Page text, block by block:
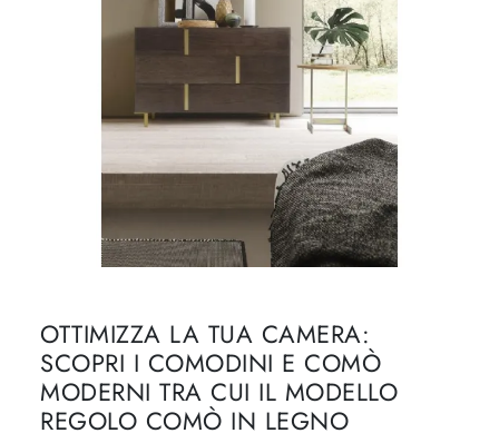
OTTIMIZZA LA TUA CAMERA:
SCOPRI I COMODINI E COMÒ
MODERNI TRA CUI IL MODELLO
REGOLO COMÒ IN LEGNO